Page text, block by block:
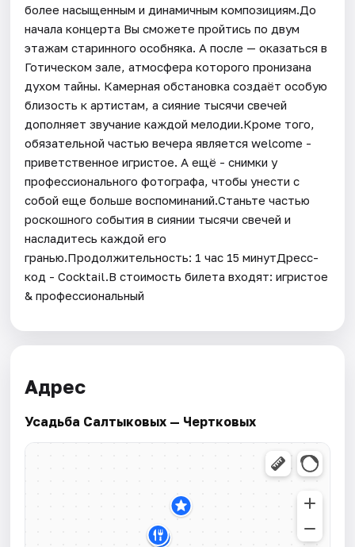
более насыщенным и динамичным композициям.До
начала концерта Вы сможете пройтись по двум
этажам старинного особняка. А после — оказаться в
Готическом зале, атмосфера которого пронизана
духом тайны. Камерная обстановка создаёт особую
близость к артистам, а сияние тысячи свечей
дополняет звучание каждой мелодии.Кроме того,
обязательной частью вечера является welcome -
приветственное игристое. А ещё - снимки у
профессионального фотографа, чтобы унести с
собой еще больше воспоминаний.Станьте частью
роскошного события в сиянии тысячи свечей и
насладитесь каждой его
гранью.Продолжительность: 1 час 15 минутДресс-
код - Cocktail.В стоимость билета входят: игристое
& профессиональный
Адрес
Усадьба Салтыковых — Чертковых